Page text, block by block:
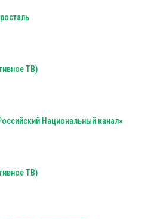
ТВ)
Национальный канал»
ТВ)